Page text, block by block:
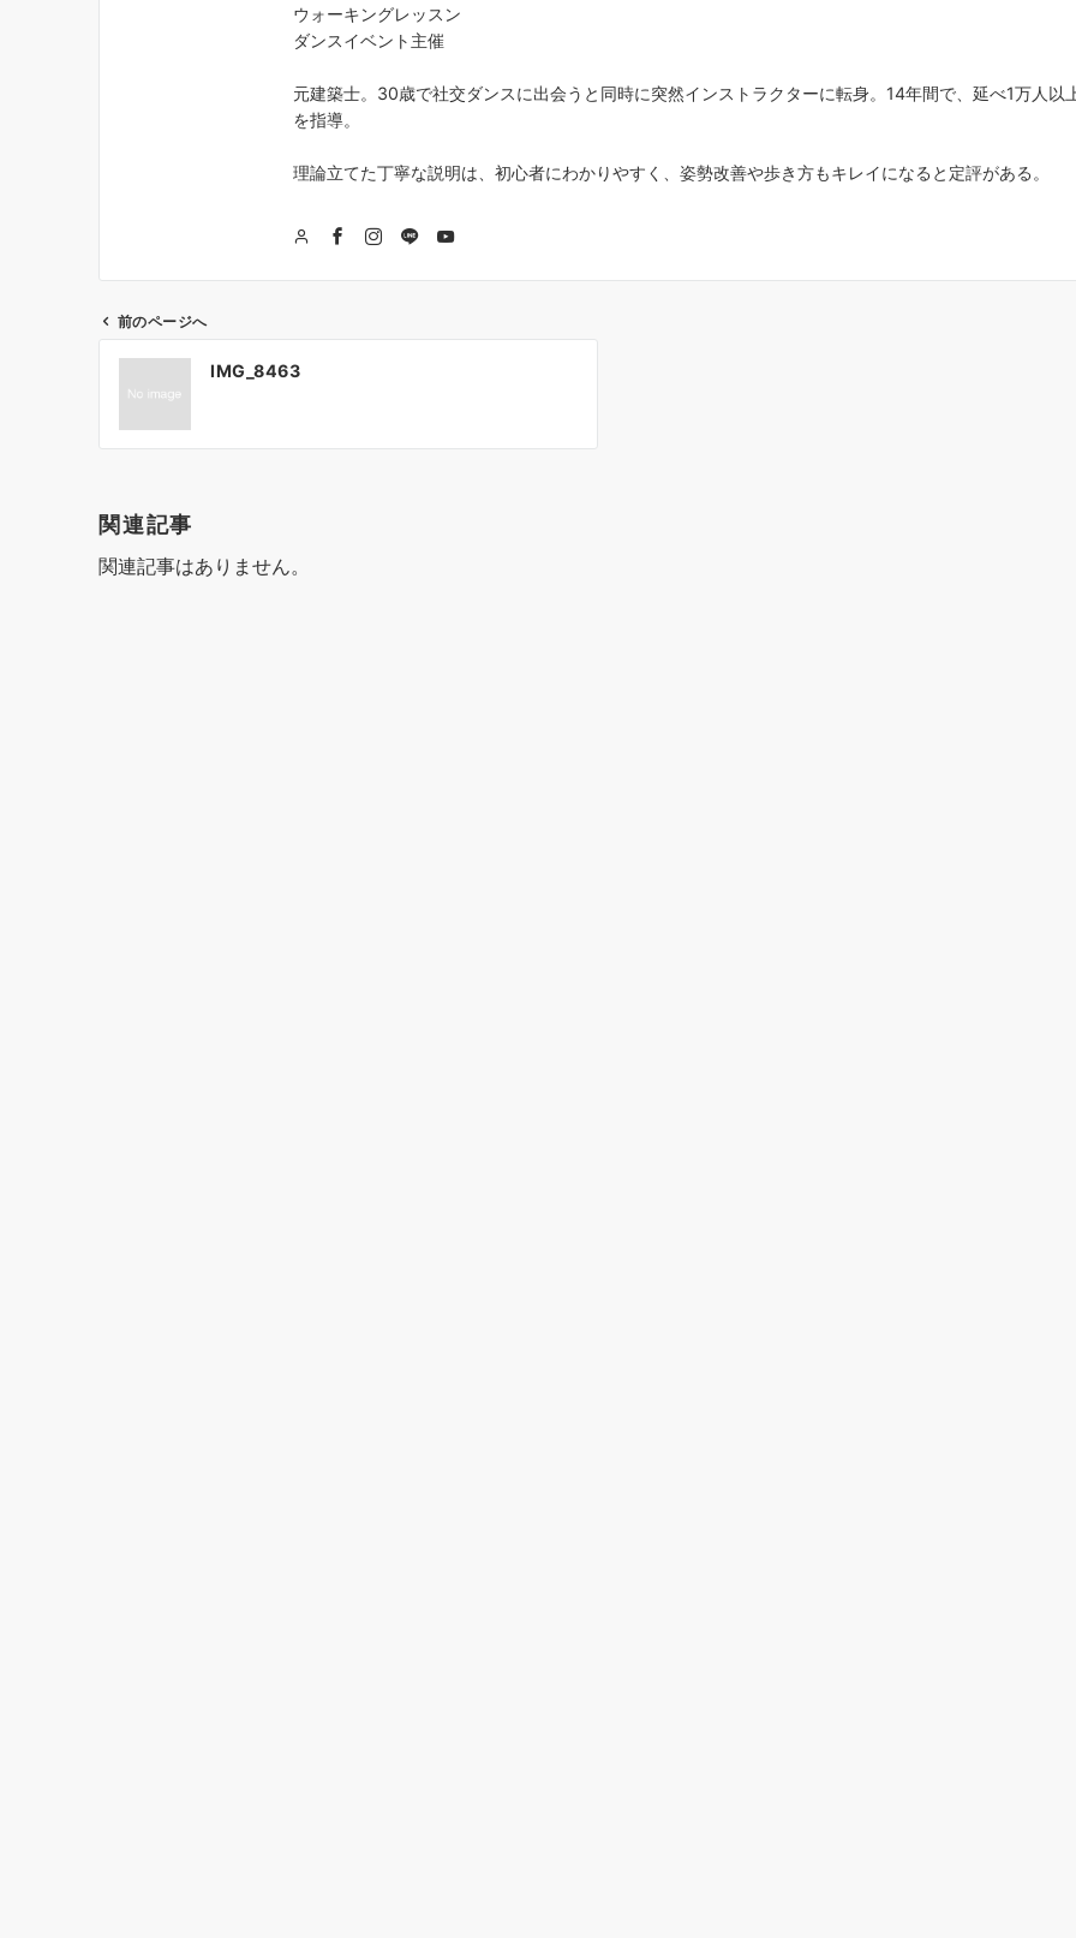
ウォーキングレッスン
ダンスイベント主催
元建築士。30歳で社交ダンスに出会うと同時に突然インストラクターに転身。14年間で、延べ1万人以
を指導。
理論立てた丁寧な説明は、初心者にわかりやすく、姿勢改善や歩き方もキレイになると定評がある。
投
ナ
ゲ
ー
前のページへ
IMG_8463
関連記事
関連記事はありません。